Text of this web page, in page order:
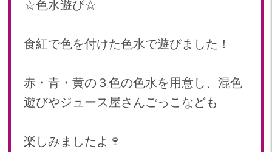
☆色水遊び☆
食紅で色を付けた色水で遊びました！
赤・青・黄の３色の色水を用意し、混色
遊びやジュース屋さんごっこなども
楽しみましたよ🍷